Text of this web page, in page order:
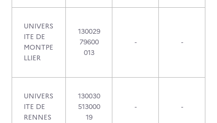
UNIVERS
ITE DE
MONTPE
LLIER
130029
79600
013
- -
UNIVERS
ITE DE
RENNES
130030
513000
19
- -